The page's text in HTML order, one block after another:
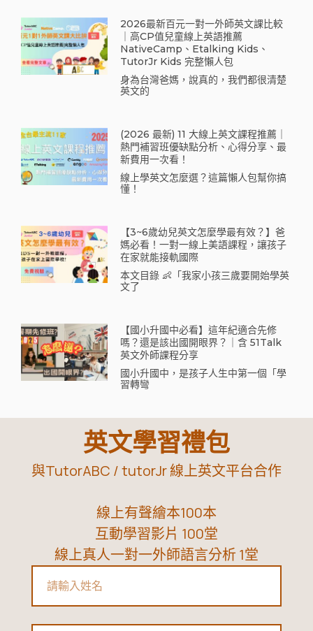
2026最新百元一對一外師英文課比較
｜高CP值兒童線上英語推薦
NativeCamp、Etalking Kids、
TutorJr Kids 完整懶人包
身為台灣爸媽，說真的，我們都很清楚
英文的
(2026 最新) 11 大線上英文課程推薦｜
熱門補習班優缺點分析、心得分享、最
新費用一次看！
線上學英文怎麼選？這篇懶人包幫你搞
懂！
【3~6歲幼兒英文怎麼學最有效？】爸
媽必看！一對一線上美語課程，讓孩子
在家就能接軌國際
本文目錄 👶「我家小孩三歲要開始學英
文了
【國小升國中必看】這年紀適合先修
嗎？還是該出國開眼界？｜含 51Talk
英文外師課程分享
國小升國中，是孩子人生中第一個「學
習轉彎
英文學習禮包
與TutorABC / tutorJr 線上英文平台合作
線上有聲繪本100本
互動學習影片 100堂
線上真人一對一外師語言分析 1堂